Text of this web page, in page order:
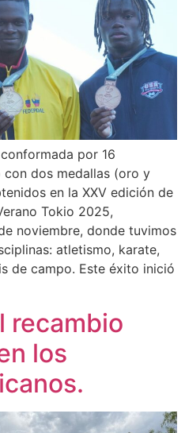
por 16
dos medallas (oro y
en la XXV edición de
Tokio 2025,
noviembre, donde tuvimos
atletismo, karate,
de campo. Este éxito inició
recambio
los